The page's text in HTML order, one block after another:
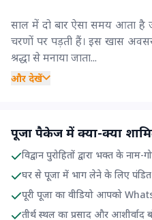
साल में दो बार ऐसा समय आता है
चरणों पर पड़ती हैं। इस खास
श्रद्धा से मनाया जाता...
और देखें
पूजा पैकेज में क्या-क्या
विद्वान पुरोहितों द्वारा भक्त के नाम-
घर से पूजा में भाग लेने के लिए पंडित
पूरी पूजा का वीडियो आपको
तीर्थ स्थल का प्रसाद और आशीर्वाद